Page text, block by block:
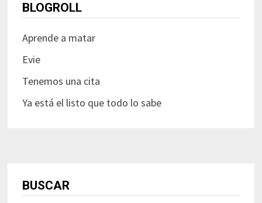
BLOGROLL
Aprende a matar
Evie
Tenemos una cita
Ya está el listo que todo lo sabe
BUSCAR